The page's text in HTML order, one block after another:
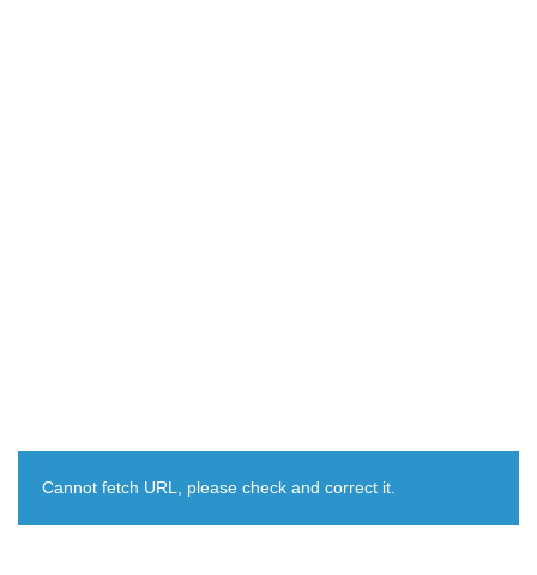
Cannot fetch URL, please check and correct it.